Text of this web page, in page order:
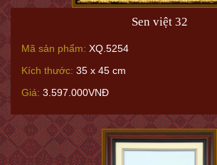
Sen việt 32
Mã sản phẩm: XQ.5254
Kích thước: 35 x 45 cm
Giá: 3.597.000VNĐ